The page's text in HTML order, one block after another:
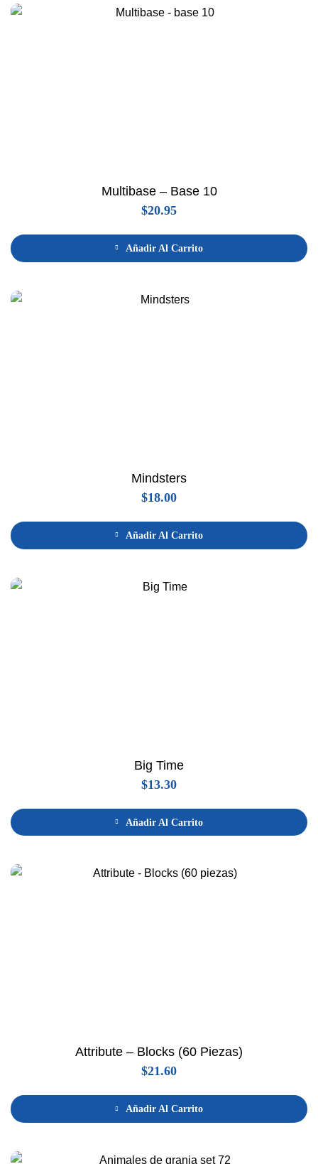
Multibase – Base 10
$20.95
Añadir Al Carrito
Mindsters
$18.00
Añadir Al Carrito
Big Time
$13.30
Añadir Al Carrito
Attribute – Blocks (60 Piezas)
$21.60
Añadir Al Carrito